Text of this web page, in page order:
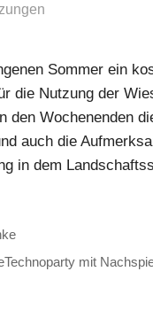
Sommer ein
die Nutzung der
den Wochenenden
auch die
in dem
mit